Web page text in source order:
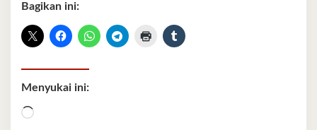
Bagikan ini:
Menyukai ini:
Memuat...